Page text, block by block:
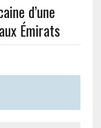
d’une
Émirats